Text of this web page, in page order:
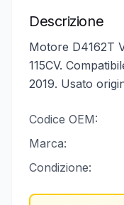
Descrizione
Motore D4162T
115CV.
2019. Usato
Codice OEM:
Marca:
Condizione: